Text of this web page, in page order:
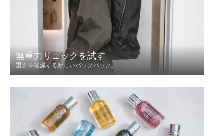
無重力リュックを試す
重さを軽減する新しいバックパック。